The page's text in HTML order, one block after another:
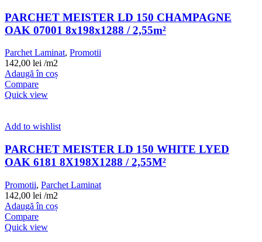
PARCHET MEISTER LD 150 CHAMPAGNE
OAK 07001 8x198x1288 / 2,55m²
Parchet Laminat, Promotii
142,00 lei /m2
Adaugă în coș
Compare
Quick view
Add to wishlist
PARCHET MEISTER LD 150 WHITE LYED
OAK 6181 8X198X1288 / 2,55M²
Promotii, Parchet Laminat
142,00 lei /m2
Adaugă în coș
Compare
Quick view